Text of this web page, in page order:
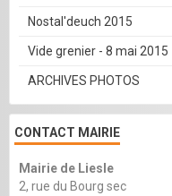
Nostal'deuch 2015
Vide grenier - 8 mai 2015
ARCHIVES PHOTOS
CONTACT MAIRIE
Mairie de Liesle
2, rue du Bourg sec